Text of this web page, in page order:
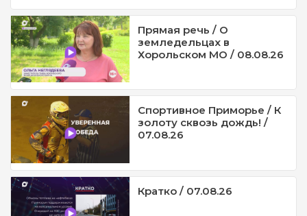
Прямая речь / О
земледельцах в
Хорольском МО / 08.08.26
Спортивное Приморье / К
золоту сквозь дождь! /
07.08.26
Кратко / 07.08.26